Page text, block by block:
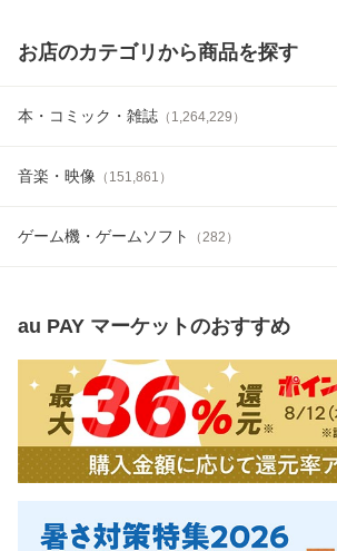
お店のカテゴリから商品を探す
本・コミック・雑誌 （ 1,264,229 ）
音楽・映像 （ 151,861 ）
ゲーム機・ゲームソフト （282 ）
au PAY マーケットのおすすめ